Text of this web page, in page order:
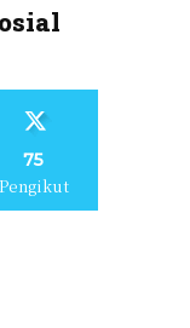
75
Pengikut